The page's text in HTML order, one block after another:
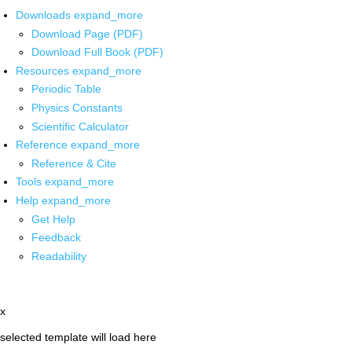
Downloads expand_more
Download Page (PDF)
Download Full Book (PDF)
Resources expand_more
Periodic Table
Physics Constants
Scientific Calculator
Reference expand_more
Reference & Cite
Tools expand_more
Help expand_more
Get Help
Feedback
Readability
x
selected template will load here